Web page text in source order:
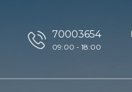
70003654
09:00 - 18:00